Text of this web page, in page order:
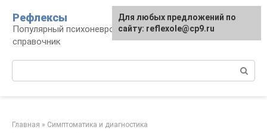
контенту
Рефлексы
Популярный психоневрологический
справочник
Главная » Симптоматика и диагностика
Для любых предложений по
сайту: reflexole@cp9.ru